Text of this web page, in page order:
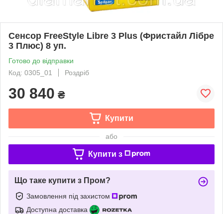
Сенсор FreeStyle Libre 3 Plus (Фристайл Лібре
3 Плюс) 8 уп.
Готово до відправки
Код: 0305_01
Роздріб
30 840 ₴
Купити
або
Купити з
Що таке купити з Пром?
Замовлення під захистом
Доступна доставка